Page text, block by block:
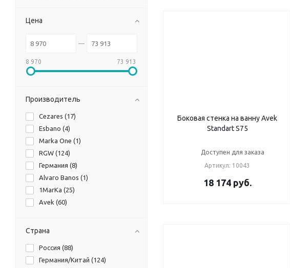
Боковая стенка на ванну Avek
Standart S75
Доступен для заказа
Артикул: 10043
18 174руб.
Цена
8 970 73 913
Производитель
Cezares (17)
Esbano (4)
Marka One (1)
RGW (124)
Германия (8)
Alvaro Banos (1)
1MarKa (25)
Avek (60)
Страна
Россия (88)
Германия/Китай (124)